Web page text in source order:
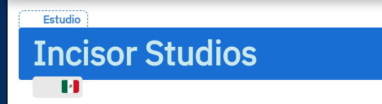
Estudio
Incisor Studios